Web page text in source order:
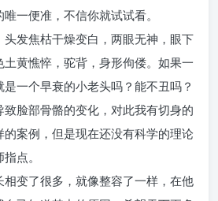
一便准，不信你就试试看。
发焦枯干燥变白，两眼无神，眼下
黄憔悴，驼背，身形佝偻。如果一
一个早衰的小老头吗？能不丑吗？
脸部骨骼的变化，对此我有切身的
案例，但是现在还没有科学的理论
点。
变了很多，就像整容了一样，在他